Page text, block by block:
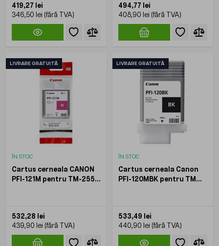
419,27 lei
346,50 lei
Multicolor
494,77 lei
408,90 lei
LIVRARE GRATUITĂ
ÎN STOC
Cartus cerneala CANON
PFI-121M pentru TM-255
532,28 lei
439,90 lei
LIVRARE GRATUITĂ
ÎN STOC
Cartus cerneala Canon
PFI-120MBK pentru TM
533,49 lei
440,90 lei